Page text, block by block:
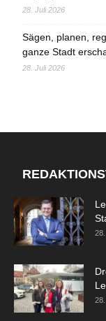
28. Juli 2026
Sägen, planen,
ganze Stadt
28. Juli 2026